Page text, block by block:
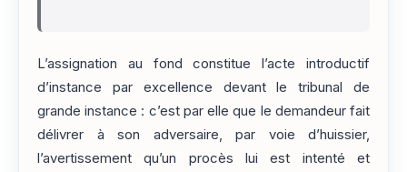
L’assignation au fond constitue l’acte introductif
d’instance par excellence devant le tribunal de
grande instance : c’est par elle que le demandeur fait
délivrer à son adversaire, par voie d’huissier,
l’avertissement qu’un procès lui est intenté et